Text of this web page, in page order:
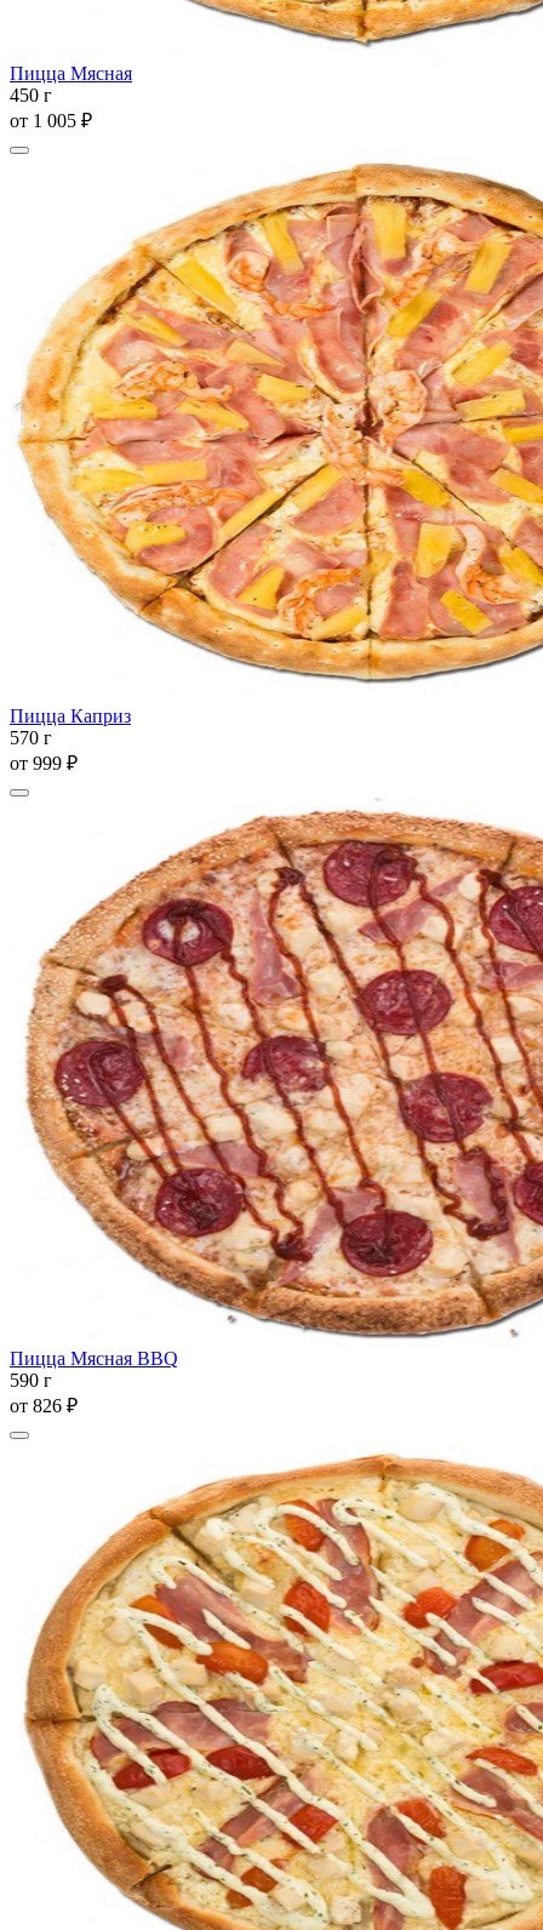
Пицца Мясная
450 г
от 1 005 ₽
Пицца Каприз
570 г
от 999 ₽
Пицца Мясная BBQ
590 г
от 826 ₽